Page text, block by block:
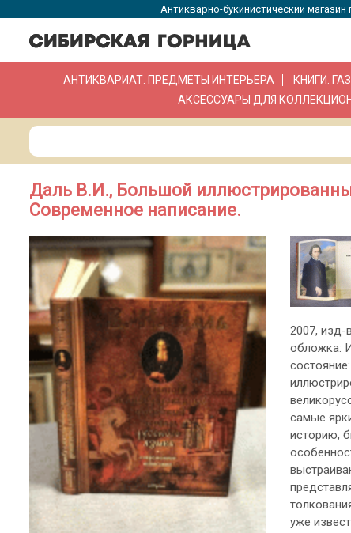
Антикварно-букинистический
АНТИКВАРИАТ. ПРЕДМЕТЫ ИНТЕРЬЕРА КНИГИ.
АКСЕССУАРЫ ДЛЯ
Даль В.И., Большой
Современное написание.
2007, изд-
обложка:
самые
историю,
уже